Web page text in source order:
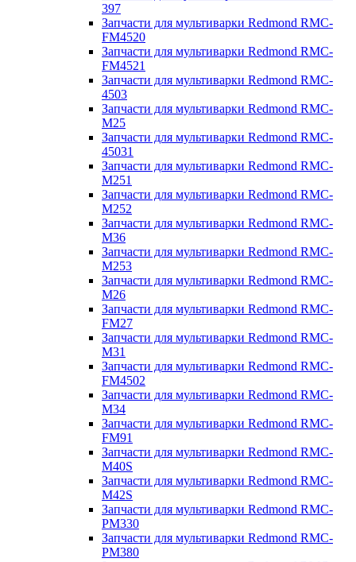
397
Запчасти для мультиварки Redmond RMC-
FM4520
Запчасти для мультиварки Redmond RMC-
FM4521
Запчасти для мультиварки Redmond RMC-
4503
Запчасти для мультиварки Redmond RMC-
M25
Запчасти для мультиварки Redmond RMC-
45031
Запчасти для мультиварки Redmond RMC-
M251
Запчасти для мультиварки Redmond RMC-
M252
Запчасти для мультиварки Redmond RMC-
M36
Запчасти для мультиварки Redmond RMC-
M253
Запчасти для мультиварки Redmond RMC-
M26
Запчасти для мультиварки Redmond RMC-
FM27
Запчасти для мультиварки Redmond RMC-
M31
Запчасти для мультиварки Redmond RMC-
FM4502
Запчасти для мультиварки Redmond RMC-
M34
Запчасти для мультиварки Redmond RMC-
FM91
Запчасти для мультиварки Redmond RMC-
M40S
Запчасти для мультиварки Redmond RMC-
M42S
Запчасти для мультиварки Redmond RMC-
PM330
Запчасти для мультиварки Redmond RMC-
PM380